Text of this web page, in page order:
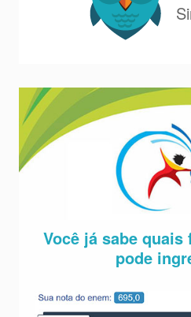
Você já sabe
pode